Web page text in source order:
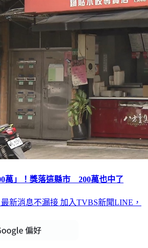
萬」！獎落這縣市 200萬也中了
新消息不漏接 加入TVBS新聞LINE，